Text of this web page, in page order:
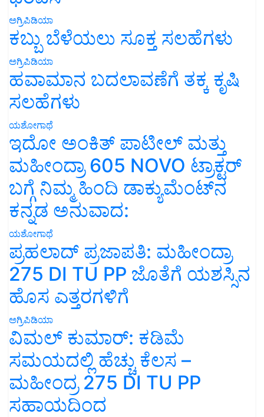
ಅಗ್ರಿಪಿಡಿಯಾ
ಕಬ್ಬು ಬೆಳೆಯಲು ಸೂಕ್ತ ಸಲಹೆಗಳು
ಅಗ್ರಿಪಿಡಿಯಾ
ಹವಾಮಾನ ಬದಲಾವಣೆಗೆ ತಕ್ಕ ಕೃಷಿ
ಸಲಹೆಗಳು
ಯಶೋಗಾಥೆ
ಇದೋ ಅಂಕಿತ್ ಪಾಟೀಲ್ ಮತ್ತು
ಮಹೀಂದ್ರಾ 605 NOVO ಟ್ರಾಕ್ಟರ್
ಬಗ್ಗೆ ನಿಮ್ಮ ಹಿಂದಿ ಡಾಕ್ಯುಮೆಂಟ್‌ನ
ಕನ್ನಡ ಅನುವಾದ:
ಯಶೋಗಾಥೆ
ಪ್ರಹಲಾದ್ ಪ್ರಜಾಪತಿ: ಮಹೀಂದ್ರಾ
275 DI TU PP ಜೊತೆಗೆ ಯಶಸ್ಸಿನ
ಹೊಸ ಎತ್ತರಗಳಿಗೆ
ಅಗ್ರಿಪಿಡಿಯಾ
ವಿಮಲ್ ಕುಮಾರ್: ಕಡಿಮೆ
ಸಮಯದಲ್ಲಿ ಹೆಚ್ಚು ಕೆಲಸ –
ಮಹೀಂದ್ರ 275 DI TU PP
ಸಹಾಯದಿಂದ